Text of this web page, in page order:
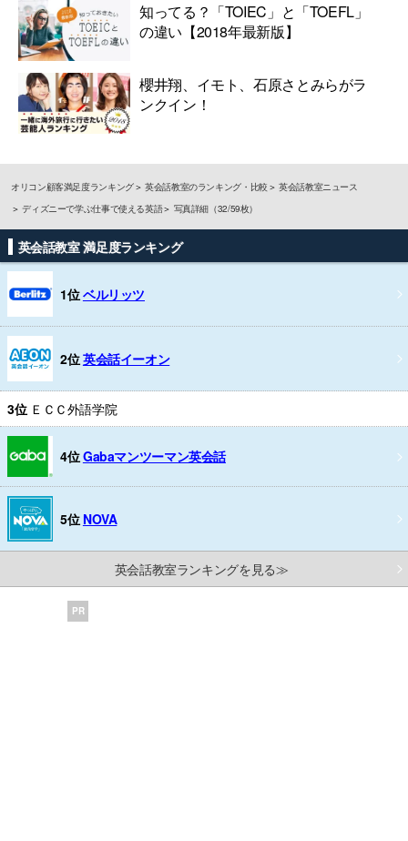
知ってる？「TOIEC」と「TOEFL」
の違い【2018年最新版】
櫻井翔、イモト、石原さとみらがラ
ンクイン！
オリコン顧客満足度ランキング 英会話教室のランキング・比較
英会話教室ニュース
ディズニーで学ぶ仕事で使える英語
写真詳細（32/59枚）
英会話教室 満足度ランキング
1位ベルリッツ
2位英会話イーオン
3位 ＥＣＣ外語学院
4位Gabaマンツーマン英会話
5位 NOVA
英会話教室ランキングを見る≫
PR